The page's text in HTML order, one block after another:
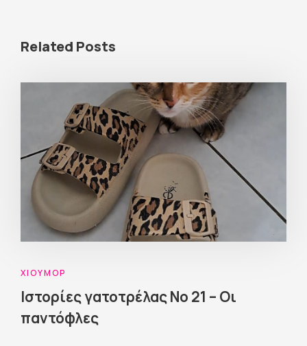
Related Posts
ΧΙΟΎΜΟΡ
Ιστορίες γατοτρέλας Νο 21 – Οι
παντόφλες